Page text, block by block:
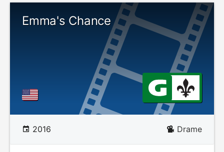
Emma's Chance
2016 Drame